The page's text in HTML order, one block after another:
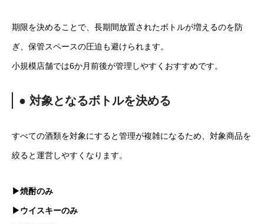
期限を決めることで、長期間放置されたボトルが増えるのを防
ぎ、保管スペースの圧迫も避けられます。
小規模店舗では6か月前後が管理しやすくおすすめです。
● 対象となるボトルを決める
すべての酒類を対象にすると管理が複雑になるため、対象商品を
絞ると運営しやすくなります。
▶焼酎のみ
▶ウイスキーのみ